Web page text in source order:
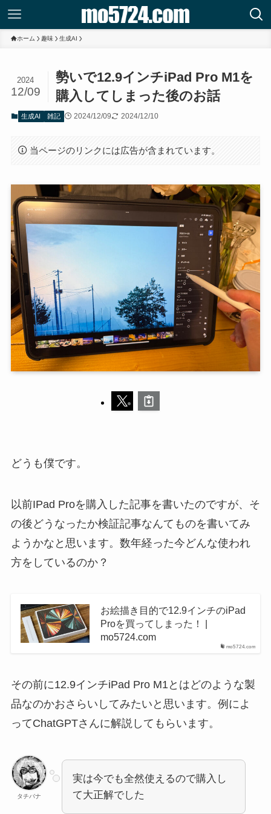
ホーム 趣味 生成AI
勢いで12.9インチiPad Pro M1を
購入してしまった後のお話
2024
12/09
生成AI 雑記 2024/12/09 2024/12/10
当ページのリンクには広告が含まれています。
どうも僕です。
以前IPad Proを購入した記事を書いたのですが、そ
の後どうなったか検証記事なんてものを書いてみ
ようかなと思います。数年経った今どんな使われ
方をしているのか？
mo5724.com
お絵描き目的で12.9インチのiPad
Proを買ってしまった！ |
mo5724.com
その前に12.9インチiPad Pro M1とはどのような製
品なのかおさらいしてみたいと思います。例によ
ってChatGPTさんに解説してもらいます。
タチバナ
実は今でも全然使えるので購入し
て大正解でした